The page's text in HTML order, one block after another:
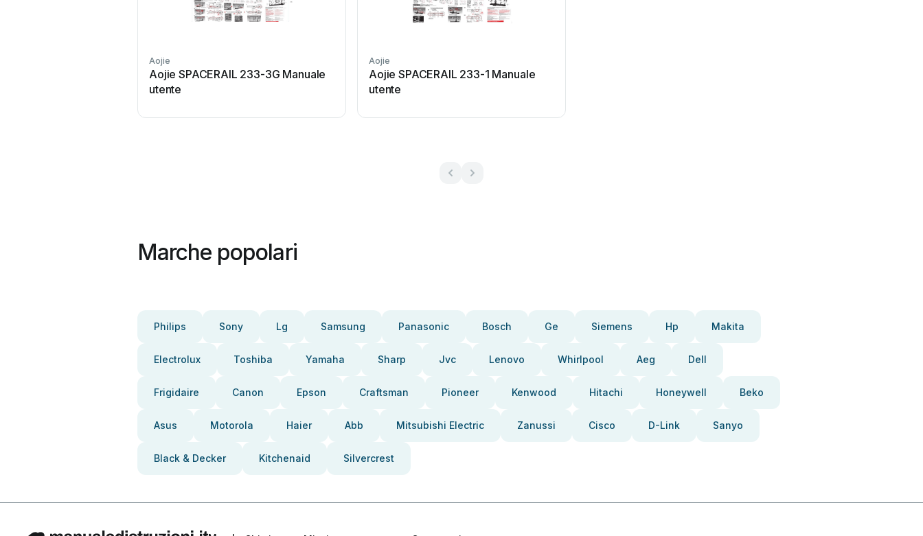
Aojie
Aojie SPACERAIL 233-3G Manuale
utente
Aojie
Aojie SPACERAIL 233-1 Manuale
utente
Marche popolari
Philips Sony Lg Samsung Panasonic Bosch Ge Siemens Hp Makita
Electrolux Toshiba Yamaha Sharp Jvc Lenovo Whirlpool Aeg Dell
Frigidaire Canon Epson Craftsman Pioneer Kenwood Hitachi Honeywell Beko
Asus Motorola Haier Abb Mitsubishi Electric Zanussi Cisco D-Link Sanyo
Black & Decker Kitchenaid Silvercrest